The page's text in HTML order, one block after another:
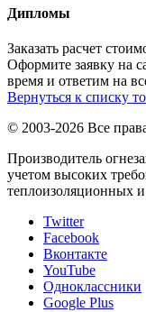
Дипломы
Заказать расчет
Оформите заявку на
время и ответим на
Вернуться к списку
© 2003-2026 Все
Производитель
учетом высоких
теплоизоляционных
Twitter
Facebook
Вконтакте
YouTube
Одноклассники
Google Plus